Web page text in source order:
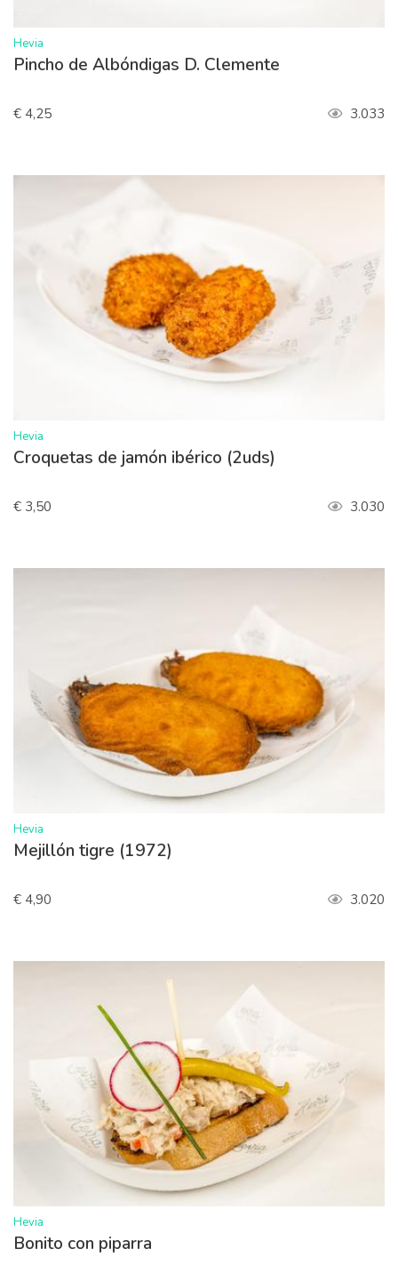
>
Hevia
Pincho de Albóndigas D. Clemente
€ 4,25 3.033
>
Hevia
Croquetas de jamón ibérico (2uds)
€ 3,50 3.030
>
Hevia
Mejillón tigre (1972)
€ 4,90 3.020
>
Hevia
Bonito con piparra